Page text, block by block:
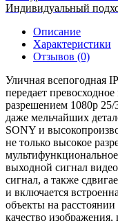
Индивидуальный
Описание
Характеристики
Отзывов (0)
Уличная всепогодная
передает
разрешением 1080p 25/
даже мельчайших
SONY и
не только высокое
выходной сигнал
сигнал, а также
и включается
объекты на
качество